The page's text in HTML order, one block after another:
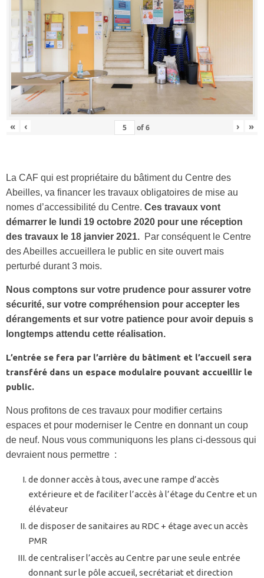
« ‹ of6 › »
La CAF qui est propriétaire du bâtiment du Centre des
Abeilles, va financer les travaux obligatoires de mise au
nomes d’accessibilité du Centre. Ces travaux vont
démarrer le lundi 19 octobre 2020 pour une réception
des travaux le 18 janvier 2021. Par conséquent le Centre
des Abeilles accueillera le public en site ouvert mais
perturbé durant 3 mois.
Nous comptons sur votre prudence pour assurer votre
sécurité, sur votre compréhension pour accepter les
dérangements et sur votre patience pour avoir depuis s
longtemps attendu cette réalisation.
L’entrée se fera par l’arrière du bâtiment et l’accueil sera
transféré dans un espace modulaire pouvant accueillir le
public.
Nous profitons de ces travaux pour modifier certains
espaces et pour moderniser le Centre en donnant un coup
de neuf. Nous vous communiquons les plans ci-dessous qui
devraient nous permettre :
de donner accès à tous, avec une rampe d’accès
extérieure et de faciliter l’accès à l’étage du Centre et un
élévateur
de disposer de sanitaires au RDC + étage avec un accès
PMR
de centraliser l’accès au Centre par une seule entrée
donnant sur le pôle accueil, secrétariat et direction